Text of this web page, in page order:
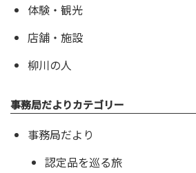
体験・観光
店舗・施設
柳川の人
事務局だよりカテゴリー
事務局だより
認定品を巡る旅